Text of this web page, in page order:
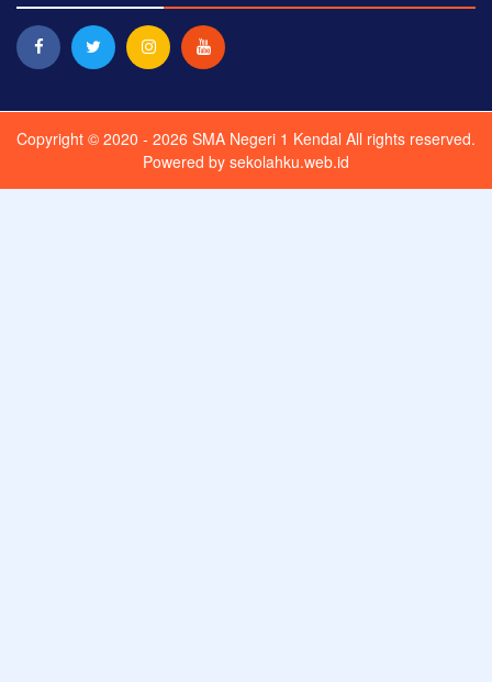
Copyright © 2020 - 2026 SMA Negeri 1 Kendal All rights reserved.
Powered by sekolahku.web.id